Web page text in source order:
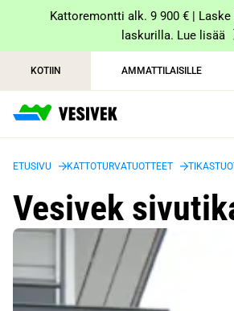
sisältöönKattoremontti alk. 9 900 € |
laskurilla. Lue lisää
KOTIIN AMMATTILAISILLE
ETUSIVU KATTOTURVATUOTTEET
Vesivek